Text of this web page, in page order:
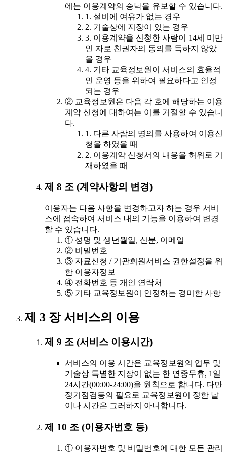
에는 이용계약의 승낙을 유보할 수 있습니다.
1. 설비에 여유가 없는 경우
2. 기술상에 지장이 있는 경우
3. 이용계약을 신청한 사람이 14세 미만
인 자로 친권자의 동의를 득하지 않았
을 경우
4. 기타 교육정보원이 서비스의 효율적
인 운영 등을 위하여 필요하다고 인정
되는 경우
② 교육정보원은 다음 각 호에 해당하는 이용
계약 신청에 대하여는 이를 거절할 수 있습니
다.
1. 다른 사람의 명의를 사용하여 이용신
청을 하였을 때
2. 이용계약 신청서의 내용을 허위로 기
재하였을 때
제 8 조 (계약사항의 변경)
이용자는 다음 사항을 변경하고자 하는 경우 서비
스에 접속하여 서비스 내의 기능을 이용하여 변경
할 수 있습니다.
① 성명 및 생년월일, 신분, 이메일
② 비밀번호
③ 자료신청 / 기관회원서비스 권한설정을 위
한 이용자정보
④ 전화번호 등 개인 연락처
⑤ 기타 교육정보원이 인정하는 경미한 사항
제 3 장 서비스의 이용
제 9 조 (서비스 이용시간)
서비스의 이용 시간은 교육정보원의 업무 및
기술상 특별한 지장이 없는 한 연중무휴, 1일
24시간(00:00-24:00)을 원칙으로 합니다. 다만
정기점검등의 필요로 교육정보원이 정한 날
이나 시간은 그러하지 아니합니다.
제 10 조 (이용자번호 등)
① 이용자번호 및 비밀번호에 대한 모든 관리